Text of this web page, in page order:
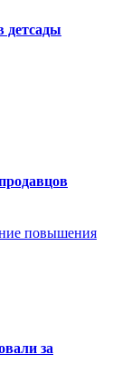
детсады
повышения
за